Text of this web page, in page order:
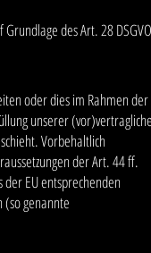
des Art. 28
oder dies im Rahmen der
unserer
Vorbehaltlich
der Art. 44 ff.
EU entsprechenden
(so genannte